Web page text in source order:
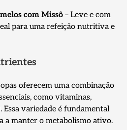
com Missô – Leve e com
para uma refeição nutritiva e
oferecem uma combinação
como vitaminas,
variedade é fundamental
a manter o metabolismo ativo.